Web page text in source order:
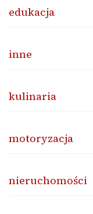
edukacja
inne
kulinaria
motoryzacja
nieruchomości